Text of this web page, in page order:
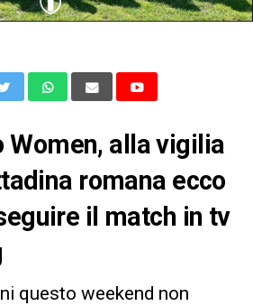
Women, alla vigilia
romana ecco
il match in tv
questo weekend non